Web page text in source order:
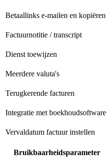
Betaallinks e-mailen en kopiëren
Factuurnotitie / transcript
Dienst toewijzen
Meerdere valuta's
Terugkerende facturen
Integratie met boekhoudsoftware
Vervaldatum factuur instellen
Bruikbaarheidsparameter